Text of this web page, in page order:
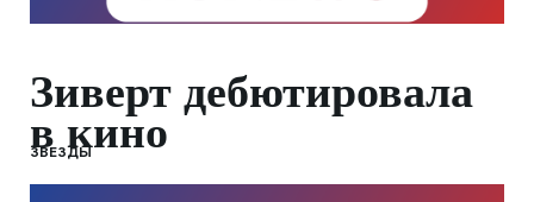
Зиверт дебютировала
в кино
ЗВЕЗДЫ